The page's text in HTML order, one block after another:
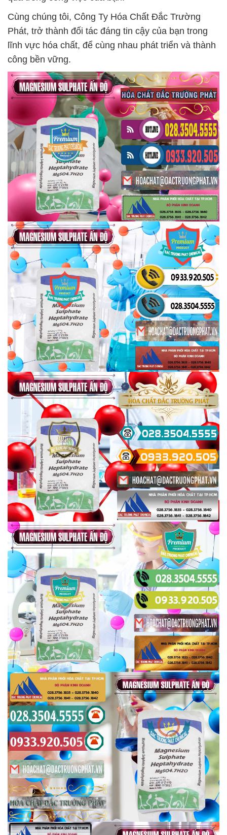
Cùng chúng tôi, Công Ty Hóa Chất Đắc Trường
Phát, trở thành đối tác đáng tin cậy của bạn trong
lĩnh vực hóa chất, để cùng nhau phát triển và thành
công bền vững.